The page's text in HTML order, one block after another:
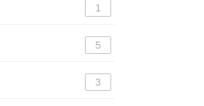
1
5
3